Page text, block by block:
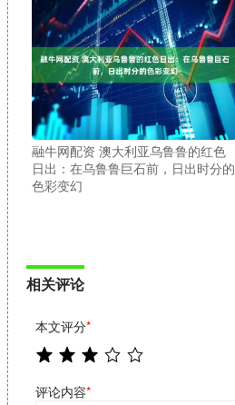
融牛网配资 澳大利亚乌鲁鲁的红色
日出：在乌鲁鲁巨石前，日出时分的
色彩变幻
相关评论
本文评分*
评论内容*